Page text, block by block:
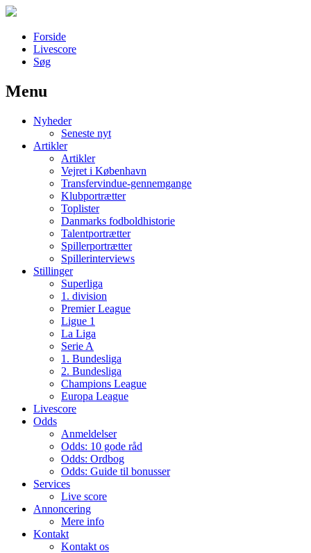
Forside
Livescore
Søg
Наши партнеры
лучшие займы
Menu
Nyheder
Seneste nyt
Artikler
Artikler
Vejret i København
Transfervindue-gennemgange
Klubportrætter
Toplister
Danmarks fodboldhistorie
Talentportrætter
Spillerportrætter
Spillerinterviews
Stillinger
Superliga
1. division
Premier League
Ligue 1
La Liga
Serie A
1. Bundesliga
2. Bundesliga
Champions League
Europa League
Livescore
Odds
Anmeldelser
Odds: 10 gode råd
Odds: Ordbog
Odds: Guide til bonusser
Services
Live score
Annoncering
Mere info
Kontakt
Kontakt os